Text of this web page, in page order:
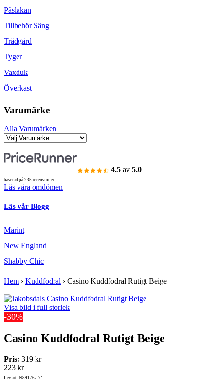
Påslakan
Tillbehör Säng
Trädgård
Tyger
Vaxduk
Överkast
Varumärke
Alla Varumärken
4.5 av 5.0
baserad på 235 recensioner
Läs våra omdömen
Läs vår Blogg
Marint
New England
Shabby Chic
Hem › Kuddfodral › Casino Kuddfodral Rutigt Beige
Visa bild i full storlek
-30%
Casino Kuddfodral Rutigt Beige
Pris: 319 kr
223 kr
Lev.art: N891762-71